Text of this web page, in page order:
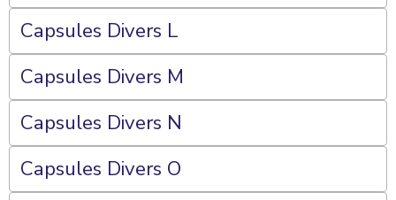
Capsules Divers L
Capsules Divers M
Capsules Divers N
Capsules Divers O